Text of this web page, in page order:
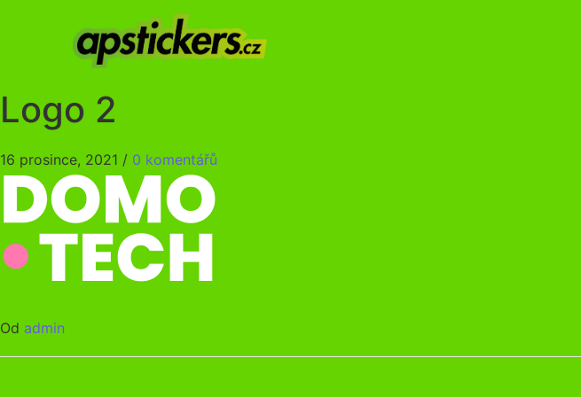
Logo 2
16 prosince, 2021 / 0 komentářů
Od admin